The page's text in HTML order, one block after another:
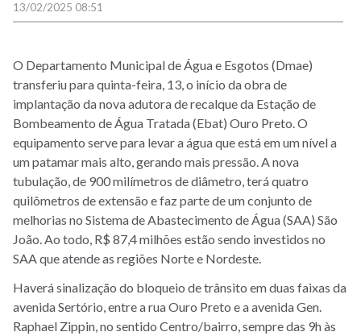
13/02/2025 08:51
O Departamento Municipal de Água e Esgotos (Dmae)
transferiu para quinta-feira, 13, o início da obra de
implantação da nova adutora de recalque da Estação de
Bombeamento de Água Tratada (Ebat) Ouro Preto. O
equipamento serve para levar a água que está em um nível a
um patamar mais alto, gerando mais pressão. A nova
tubulação, de 900 milímetros de diâmetro, terá quatro
quilômetros de extensão e faz parte de um conjunto de
melhorias no Sistema de Abastecimento de Água (SAA) São
João. Ao todo, R$ 87,4 milhões estão sendo investidos no
SAA que atende as regiões Norte e Nordeste.
Haverá sinalização do bloqueio de trânsito em duas faixas da
avenida Sertório, entre a rua Ouro Preto e a avenida Gen.
Raphael Zippin, no sentido Centro/bairro, sempre das 9h às